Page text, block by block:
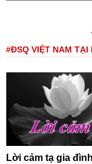
#ĐSQ VIỆT NAM TẠI
Lời cảm tạ gia